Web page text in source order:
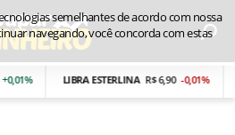
LIBRA ESTERLINA R$ 6,90 -0,01%
semelhantes de acordo com nossa
navegando, você concorda com estas